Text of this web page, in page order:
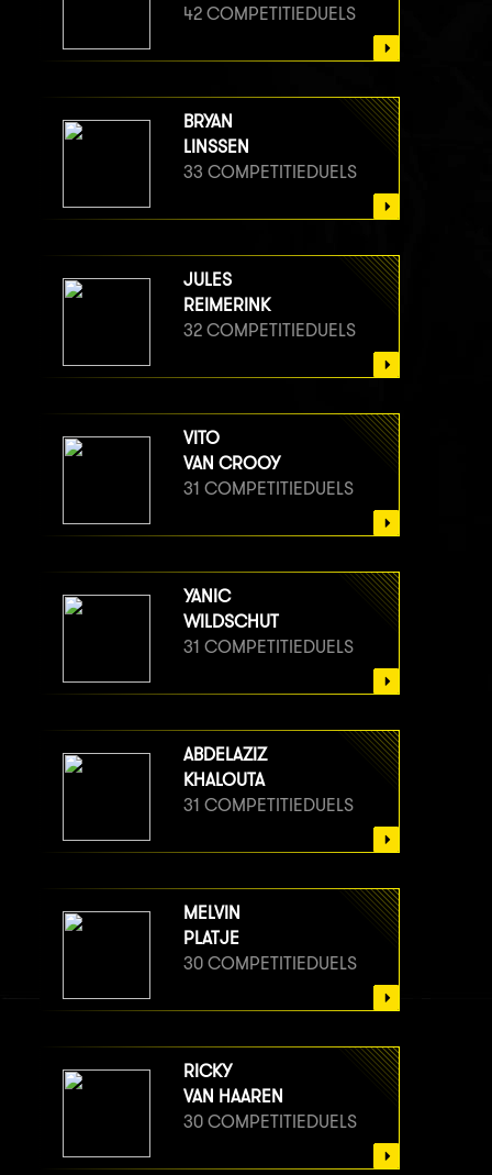
42 COMPETITIEDUELS
BRYAN
LINSSEN
33 COMPETITIEDUELS
JULES
REIMERINK
32 COMPETITIEDUELS
VITO
VAN CROOY
31 COMPETITIEDUELS
YANIC
WILDSCHUT
31 COMPETITIEDUELS
ABDELAZIZ
KHALOUTA
31 COMPETITIEDUELS
MELVIN
PLATJE
30 COMPETITIEDUELS
RICKY
VAN HAAREN
30 COMPETITIEDUELS